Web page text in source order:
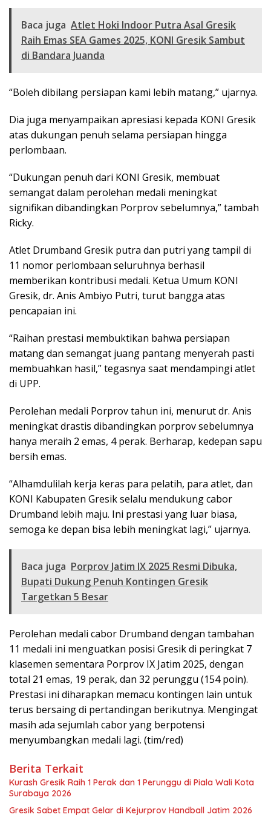
Baca juga Atlet Hoki Indoor Putra Asal Gresik
Raih Emas SEA Games 2025, KONI Gresik Sambut
di Bandara Juanda
“Boleh dibilang persiapan kami lebih matang,” ujarnya.
Dia juga menyampaikan apresiasi kepada KONI Gresik
atas dukungan penuh selama persiapan hingga
perlombaan.
“Dukungan penuh dari KONI Gresik, membuat
semangat dalam perolehan medali meningkat
signifikan dibandingkan Porprov sebelumnya,” tambah
Ricky.
Atlet Drumband Gresik putra dan putri yang tampil di
11 nomor perlombaan seluruhnya berhasil
memberikan kontribusi medali. Ketua Umum KONI
Gresik, dr. Anis Ambiyo Putri, turut bangga atas
pencapaian ini.
“Raihan prestasi membuktikan bahwa persiapan
matang dan semangat juang pantang menyerah pasti
membuahkan hasil,” tegasnya saat mendampingi atlet
di UPP.
Perolehan medali Porprov tahun ini, menurut dr. Anis
meningkat drastis dibandingkan porprov sebelumnya
hanya meraih 2 emas, 4 perak. Berharap, kedepan sapu
bersih emas.
“Alhamdulilah kerja keras para pelatih, para atlet, dan
KONI Kabupaten Gresik selalu mendukung cabor
Drumband lebih maju. Ini prestasi yang luar biasa,
semoga ke depan bisa lebih meningkat lagi,” ujarnya.
Baca juga Porprov Jatim IX 2025 Resmi Dibuka,
Bupati Dukung Penuh Kontingen Gresik
Targetkan 5 Besar
Perolehan medali cabor Drumband dengan tambahan
11 medali ini menguatkan posisi Gresik di peringkat 7
klasemen sementara Porprov IX Jatim 2025, dengan
total 21 emas, 19 perak, dan 32 perunggu (154 poin).
Prestasi ini diharapkan memacu kontingen lain untuk
terus bersaing di pertandingan berikutnya. Mengingat
masih ada sejumlah cabor yang berpotensi
menyumbangkan medali lagi. (tim/red)
Berita Terkait
Kurash Gresik Raih 1 Perak dan 1 Perunggu di Piala Wali Kota
Surabaya 2026
Gresik Sabet Empat Gelar di Kejurprov Handball Jatim 2026